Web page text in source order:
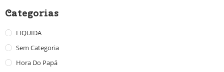
Categorias
LIQUIDA
Sem Categoria
Hora Do Papá